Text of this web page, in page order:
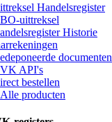
Handelsregister
uittreksel
Historie
documenten
API's
bestellen
Alle producten